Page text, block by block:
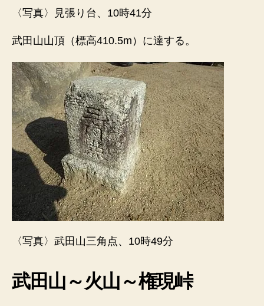
〈写真〉見張り台、10時41分
武田山山頂（標高410.5m）に達する。
〈写真〉武田山三角点、10時49分
武田山～火山～権現峠